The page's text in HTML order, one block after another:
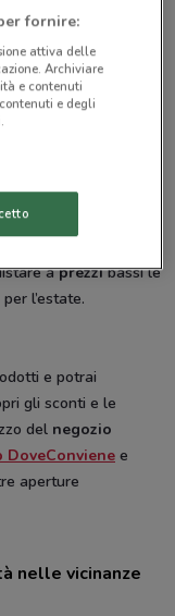
della
di questo mese
per rimanere
vernici,mobili
specializzato
le tue esigenze.
aprezzibassi le
l’estate.
e potrai
gli sconti e le
del negozio
DoveConviene e
aperture
nelle vicinanze
fornire:
attiva delle
Archiviare
e contenuti
e degli